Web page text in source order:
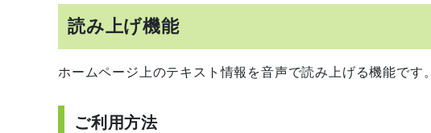
読み上げ機能
ホームページ上のテキスト情報を音声で読み上げる機能です。
ご利用方法